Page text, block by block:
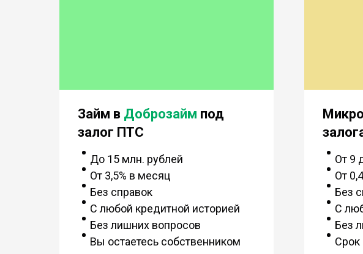
Займ в Доброзайм под
залог ПТС
До 15 млн. рублей
От 3,5% в месяц
Без справок
С любой кредитной историей
Без лишних вопросов
Вы остаетесь собственником
От 9
От
Без
С
Без
Срок